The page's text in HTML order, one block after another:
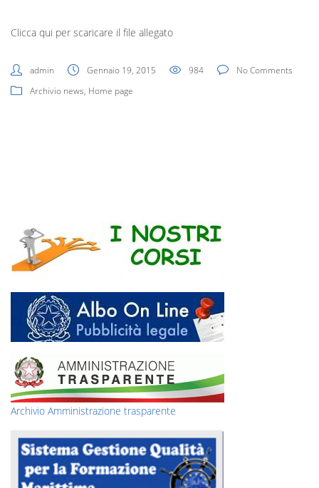
Clicca qui per scaricare il file allegato
admin Gennaio 19, 2015 984
No Comments
Archivio news, Home page
Archivio Amministrazione trasparente